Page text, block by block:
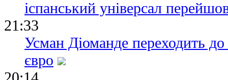
іспанський універсал
21:33
Усман Діоманде переходить
євро